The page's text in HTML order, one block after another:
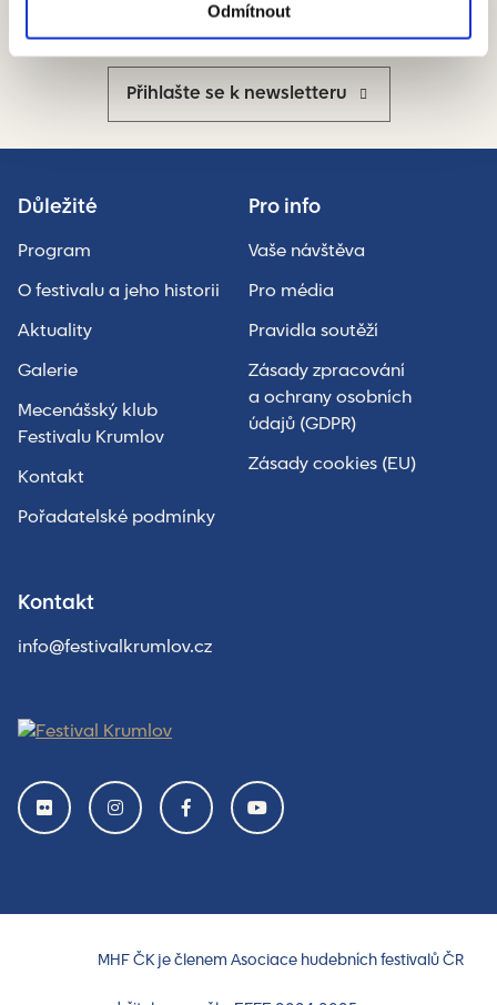
Odmítnout
Dostávejte nejnovější informace
Přihlašte se k newsletteru
Důležité
Program
O festivalu a jeho historii
Aktuality
Galerie
Mecenášský klub
Festivalu Krumlov
Kontakt
Pořadatelské podmínky
Pro info
Vaše návštěva
Pro média
Pravidla soutěží
Zásady zpracování
a ochrany osobních
údajů (GDPR)
Zásady cookies (EU)
Kontakt
info@festivalkrumlov.cz
MHF ČK je členem Asociace hudebních festivalů ČR